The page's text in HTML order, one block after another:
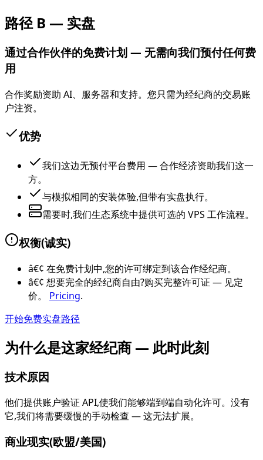
路径 B — 实盘
通过合作伙伴的免费计划 — 无需向我们预付任何费
用
合作奖励资助 AI、服务器和支持。您只需为经纪商的交易账
户注资。
优势
我们这边无预付平台费用 — 合作经济资助我们这一
方。
与模拟相同的安装体验,但带有实盘执行。
需要时,我们生态系统中提供可选的 VPS 工作流程。
权衡(诚实)
â€¢ 在免费计划中,您的许可绑定到该合作经纪商。
â€¢ 想要完全的经纪商自由?购买完整许可证 — 见定
价。
Pricing.
开始免费实盘路径
为什么是这家经纪商 — 此时此刻
技术原因
他们提供账户验证 API,使我们能够端到端自动化许可。没有
它,我们将需要缓慢的手动检查 — 这无法扩展。
商业现实(欧盟/美国)